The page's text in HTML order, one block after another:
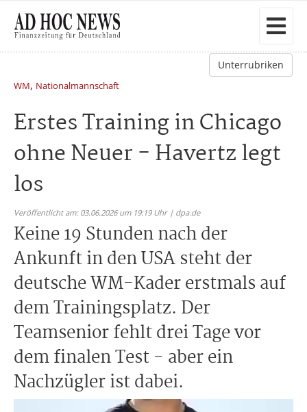
Unterrubriken
WM, Nationalmannschaft
Erstes Training in Chicago
ohne Neuer - Havertz legt
los
Veröffentlicht am: 03.06.2026 um 19:19 Uhr | dpa.de
Keine 19 Stunden nach der
Ankunft in den USA steht der
deutsche WM-Kader erstmals auf
dem Trainingsplatz. Der
Teamsenior fehlt drei Tage vor
dem finalen Test - aber ein
Nachzügler ist dabei.